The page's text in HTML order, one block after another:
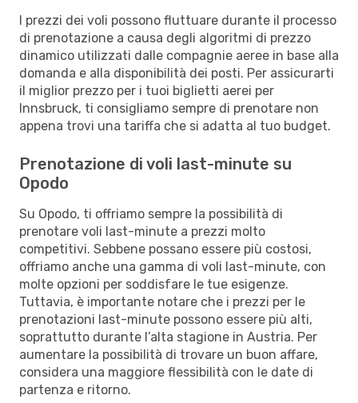
I prezzi dei voli possono fluttuare durante il processo
di prenotazione a causa degli algoritmi di prezzo
dinamico utilizzati dalle compagnie aeree in base alla
domanda e alla disponibilità dei posti. Per assicurarti
il miglior prezzo per i tuoi biglietti aerei per
Innsbruck, ti consigliamo sempre di prenotare non
appena trovi una tariffa che si adatta al tuo budget.
Prenotazione di voli last-minute su
Opodo
Su Opodo, ti offriamo sempre la possibilità di
prenotare voli last-minute a prezzi molto
competitivi. Sebbene possano essere più costosi,
offriamo anche una gamma di voli last-minute, con
molte opzioni per soddisfare le tue esigenze.
Tuttavia, è importante notare che i prezzi per le
prenotazioni last-minute possono essere più alti,
soprattutto durante l’alta stagione in Austria. Per
aumentare la possibilità di trovare un buon affare,
considera una maggiore flessibilità con le date di
partenza e ritorno.